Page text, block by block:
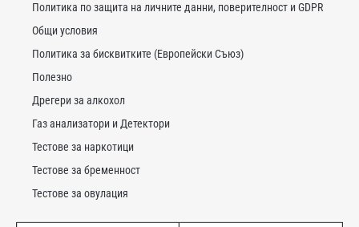
Политика по защита на личните данни, поверителност и GDPR
Общи условия
Политика за бисквитките (Европейски Съюз)
Полезно
Дрегери за алкохол
Газ анализатори и Детектори
Тестове за наркотици
Тестове за бременност
Тестове за овулация